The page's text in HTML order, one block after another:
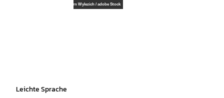
© Bjoern Wylezich/ adobe Stock, Bjoern Wylezich / adobe Stock
Leichte Sprache